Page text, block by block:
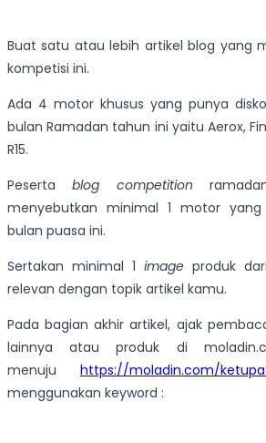
Buat satu atau lebih artikel blog yang
kompetisi ini.
Ada 4 motor khusus yang punya
bulan Ramadan tahun ini yaitu Aerox,
R15.
Pesertablog competition
menyebutkan minimal 1 motor
bulan puasa ini.
Sertakan minimal 1 image produk dari
relevan dengan topik artikel kamu.
Pada bagian akhir artikel, ajak
lainnya atau produk di
menuju https://moladin.com/
menggunakan keyword :